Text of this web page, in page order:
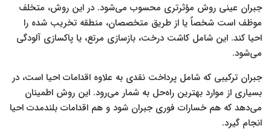
جبران عینی روش مؤثرتری محسوب می‌شود. در این روش، متخلف
موظف است شخصاً یا از طریق متخصصان، منطقه تخریب شده را
احیا کند. این شامل کاشت درخت، بازسازی مرتع، یا پاکسازی آلودگی
می‌شود.
جبران ترکیبی که شامل پرداخت نقدی به علاوه اقدامات احیا است، در
بسیاری از موارد بهترین راه‌حل به شمار می‌رود. این روش اطمینان
می‌دهد که هم خسارات فوری جبران شود و هم اقدامات بلندمدت احیا
انجام گیرد.